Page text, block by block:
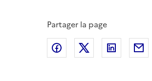
Partager la page
Partager sur Facebook
Partager sur X